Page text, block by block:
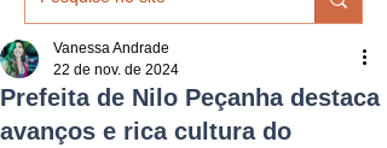
Prefeita de Nilo Peçanha destaca
avanços e rica cultura do
Vanessa Andrade
22 de nov. de 2024